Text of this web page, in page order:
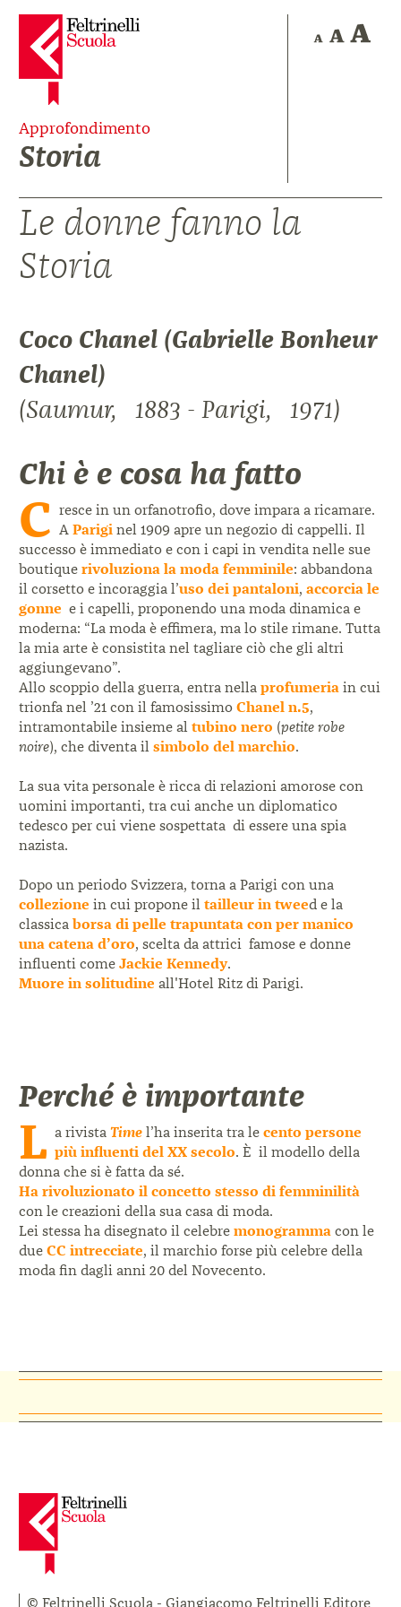
Approfondimento
Storia
Le donne fanno la
Storia
Coco Chanel (Gabrielle Bonheur
Chanel)
(Saumur, 1883 - Parigi, 1971)
Chi è e cosa ha fatto
C resce in un orfanotrofio, dove impara a ricamare.
AParigi nel 1909 apre un negozio di cappelli. Il
successo è immediato e con i capi in vendita nelle sue
boutique rivoluziona la moda femminile: abbandona
il corsetto e incoraggia l’uso dei pantaloni, accorcia le
gonne e i capelli, proponendo una moda dinamica e
moderna: “La moda è effimera, ma lo stile rimane. Tutta
la mia arte è consistita nel tagliare ciò che gli altri
aggiungevano”.
Allo scoppio della guerra, entra nella profumeria in cui
trionfa nel ’21 con il famosissimo Chanel n.5,
intramontabile insieme al tubino nero (petite robe
noire), che diventa il simbolo del marchio.
La sua vita personale è ricca di relazioni amorose con
uomini importanti, tra cui anche un diplomatico
tedesco per cui viene sospettata di essere una spia
nazista.
Dopo un periodo Svizzera, torna a Parigi con una
collezione in cui propone il tailleur in tweed e la
classica borsa di pelle trapuntata con per manico
una catena d’oro, scelta da attrici famose e donne
influenti come Jackie Kennedy.
Muore in solitudine all'Hotel Ritz di Parigi.
Perché è importante
L a rivistaTime l’ha inserita tra lecento persone
più influenti del XX secolo. È il modello della
donna che si è fatta da sé.
Ha rivoluzionato il concetto stesso di femminilità
con le creazioni della sua casa di moda.
Lei stessa ha disegnato il celebre monogramma con le
due CC intrecciate, il marchio forse più celebre della
moda fin dagli anni 20 del Novecento.
© Feltrinelli Scuola - Giangiacomo Feltrinelli Editore